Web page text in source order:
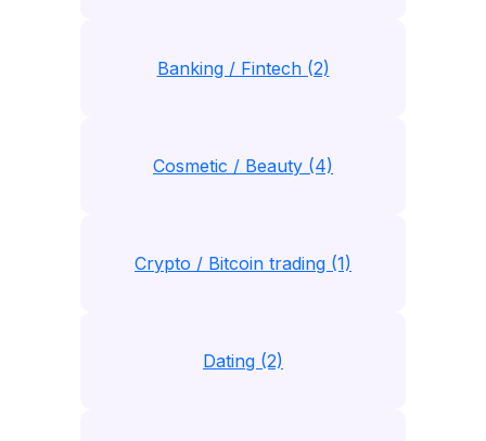
Banking / Fintech (2)
Cosmetic / Beauty (4)
Crypto / Bitcoin trading (1)
Dating (2)